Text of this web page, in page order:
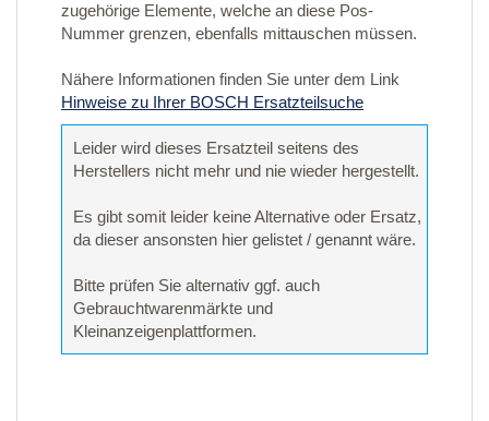
zugehörige Elemente, welche an diese Pos-
Nummer grenzen, ebenfalls mittauschen müssen.
Nähere Informationen finden Sie unter dem Link
Hinweise zu Ihrer BOSCH Ersatzteilsuche
Leider wird dieses Ersatzteil seitens des
Herstellers nicht mehr und nie wieder hergestellt.
Es gibt somit leider keine Alternative oder Ersatz,
da dieser ansonsten hier gelistet / genannt wäre.
Bitte prüfen Sie alternativ ggf. auch
Gebrauchtwarenmärkte und
Kleinanzeigenplattformen.